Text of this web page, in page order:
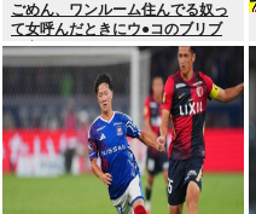
ごめん、ワンルーム住んでる奴っ
て女呼んだときにウ●コのブリブ
リ音どうしてんの？？